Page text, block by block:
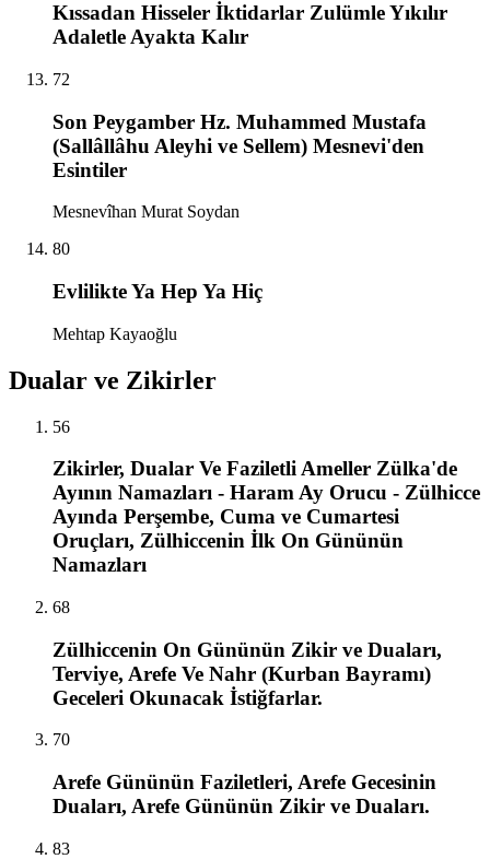
Kıssadan Hisseler İktidarlar Zulümle Yıkılır
Adaletle Ayakta Kalır
72
Son Peygamber Hz. Muhammed Mustafa
(Sallâllâhu Aleyhi ve Sellem) Mesnevi'den
Esintiler
Mesnevîhan Murat Soydan
80
Evlilikte Ya Hep Ya Hiç
Mehtap Kayaoğlu
Dualar ve Zikirler
56
Zikirler, Dualar Ve Faziletli Ameller Zülka'de
Ayının Namazları - Haram Ay Orucu - Zülhicce
Ayında Perşembe, Cuma ve Cumartesi
Oruçları, Zülhiccenin İlk On Gününün
Namazları
68
Zülhiccenin On Gününün Zikir ve Duaları,
Terviye, Arefe Ve Nahr (Kurban Bayramı)
Geceleri Okunacak İstiğfarlar.
70
Arefe Gününün Faziletleri, Arefe Gecesinin
Duaları, Arefe Gününün Zikir ve Duaları.
83